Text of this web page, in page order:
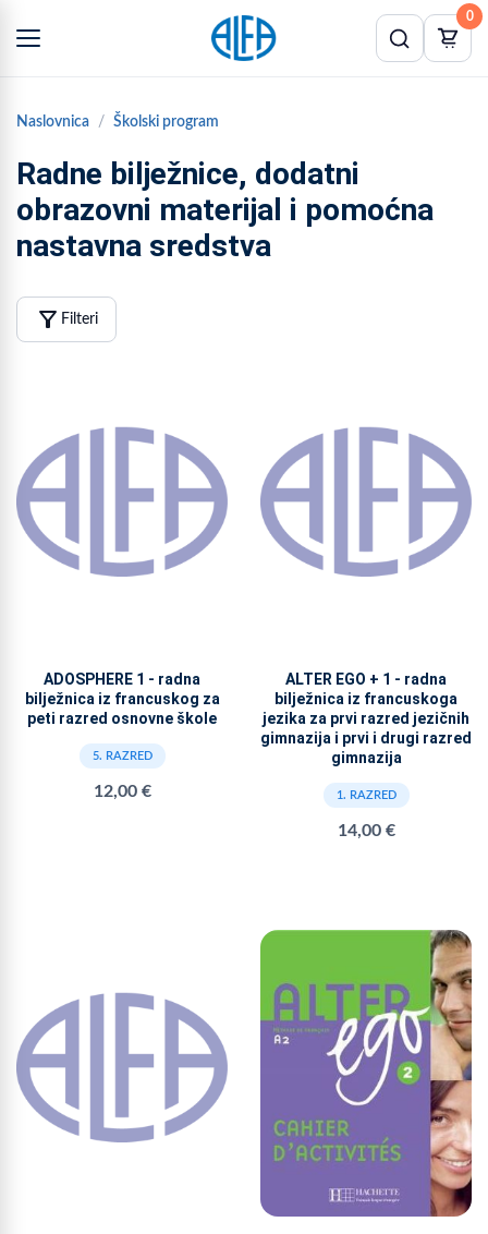
0
Naslovnica Školski program
Radne bilježnice, dodatni
obrazovni materijal i pomoćna
nastavna sredstva
filter_alt Filteri
ADOSPHERE 1 - radna
bilježnica iz francuskog za
peti razred osnovne škole
5. RAZRED
12,00 €
ALTER EGO + 1 - radna
bilježnica iz francuskoga
jezika za prvi razred jezičnih
gimnazija i prvi i drugi razred
gimnazija
1. RAZRED
14,00 €